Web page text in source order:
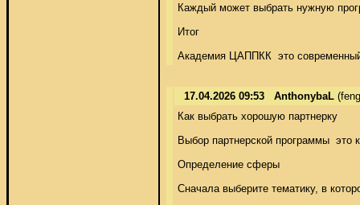
Каждый может выбрать нужную
Итог
Академия ЦАППКК  это современный
17.04.2026 09:53 AnthonybaL
Как выбрать хорошую партнерку
Выбор партнерской программы  это
Определение сферы
Сначала выберите тематику, в